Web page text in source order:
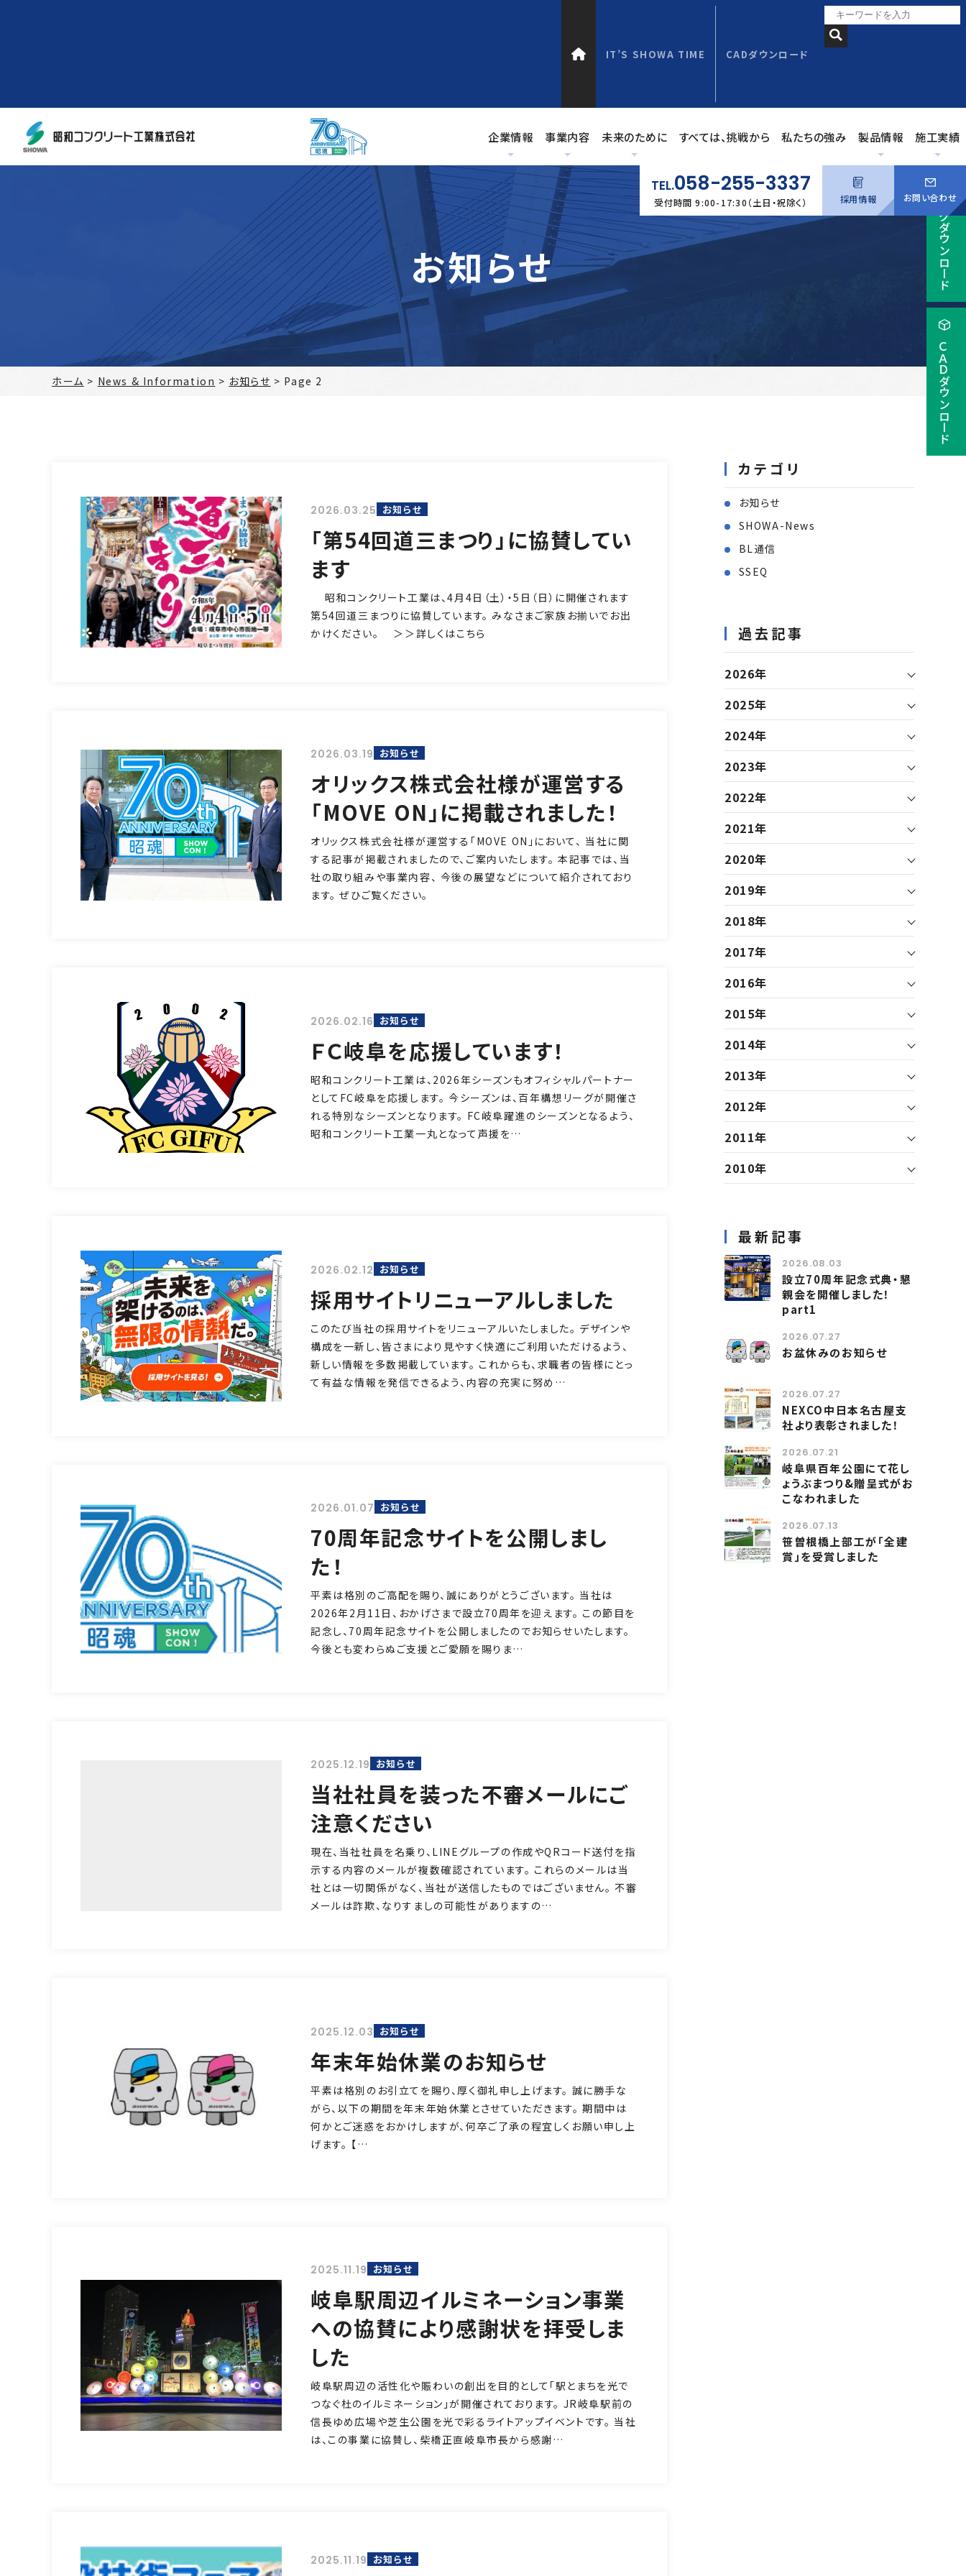
IT’S SHOWA TIME CADダウンロード
企業情報
Company
企業情報 代表挨拶
事業内容
About
PC工事事業
PCa土木コンクリート製品
事業
未来のために
SDGs カーボンニュートラル
すべては、挑戦から 私たちの強み 製品情報
Products
製品情報 NETIS登録情報
施工実績
PC橋梁施工実績 保全施工実績
TEL.058-255-3337
受付時間 9:00-17:30（土日・祝除く） 採用情報 お問い合わせ
カタログダウンロード
ＣＡＤダウンロード
お知らせ
ホーム > News & Information > お知らせ > Page 2
2026.03.25 お知らせ
「第54回道三まつり」に協賛してい
ます
昭和コンクリート工業は、4月4日（土）・5日（日）に開催されます
第54回道三まつりに協賛しています。 みなさまご家族お揃いでお出
かけください。 ＞＞詳しくはこちら
2026.03.19 お知らせ
オリックス株式会社様が運営する
「MOVE ON」に掲載されました！
オリックス株式会社様が運営する「MOVE ON」において、 当社に関
する記事が掲載されましたので、ご案内いたします。 本記事では、当
社の取り組みや事業内容、 今後の展望などについて紹介されており
ます。 ぜひご覧ください。
2026.02.16 お知らせ
ＦＣ岐阜を応援しています！
昭和コンクリート工業は、2026年シーズンもオフィシャルパートナー
としてFC岐阜を応援します。 今シーズンは、百年構想リーグが開催さ
れる特別なシーズンとなります。 FC岐阜躍進のシーズンとなるよう、
昭和コンクリート工業一丸となって声援を…
2026.02.12 お知らせ
採用サイトリニューアルしました
このたび当社の採用サイトをリニューアルいたしました。 デザインや
構成を一新し、皆さまにより見やすく快適にご利用いただけるよう、
新しい情報を多数掲載しています。 これからも、求職者の皆様にとっ
て有益な情報を発信できるよう、内容の充実に努め…
2026.01.07 お知らせ
70周年記念サイトを公開しまし
た！
平素は格別のご高配を賜り、誠にありがとうございます。 当社は
2026年2月11日、おかげさまで設立70周年を迎えます。 この節目を
記念し、70周年記念サイトを公開しましたのでお知らせいたします。
今後とも変わらぬご支援とご愛願を賜りま…
2025.12.19 お知らせ
当社社員を装った不審メールにご
注意ください
現在、当社社員を名乗り、LINEグループの作成やQRコード送付を指
示する内容のメールが複数確認されています。 これらのメールは当
社とは一切関係がなく、当社が送信したものではございません。 不審
メールは詐欺、なりすましの可能性がありますの…
2025.12.03 お知らせ
年末年始休業のお知らせ
平素は格別のお引立てを賜り、厚く御礼申し上げます。 誠に勝手な
がら、以下の期間を年末年始休業とさせていただきます。 期間中は
何かとご迷惑をおかけしますが、何卒ご了承の程宜しくお願い申し上
げます。 【…
2025.11.19 お知らせ
岐阜駅周辺イルミネーション事業
への協賛により感謝状を拝受しま
した
岐阜駅周辺の活性化や賑わいの創出を目的として「駅とまちを光で
つなぐ杜のイルミネーション」が開催されております。 JR岐阜駅前の
信長ゆめ広場や芝生公園を光で彩るライトアップイベントです。 当社
は、この事業に協賛し、柴橋正直岐阜市長から感謝…
2025.11.19 お知らせ
カテゴリ
お知らせ
SHOWA-News
BL通信
SSEQ
過去記事
2026年
2025年
2024年
2023年
2022年
2021年
2020年
2019年
2018年
2017年
2016年
2015年
2014年
2013年
2012年
2011年
2010年
最新記事
2026.08.03
設立70周年記念式典・懇
親会を開催しました！
part1
2026.07.27
お盆休みのお知らせ
2026.07.27
NEXCO中日本名古屋支
社より表彰されました！
2026.07.21
岐阜県百年公園にて花し
ょうぶまつり&贈呈式がお
こなわれました
2026.07.13
笹曽根橋上部工が「全建
賞」を受賞しました